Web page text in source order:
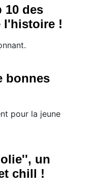
10 des
l'histoire !
bonnes
pour la jeune
un
chill !